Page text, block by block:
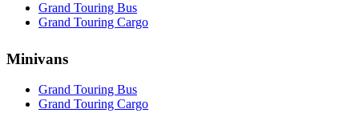
Grand Touring Bus
Grand Touring Cargo
Minivans
Grand Touring Bus
Grand Touring Cargo